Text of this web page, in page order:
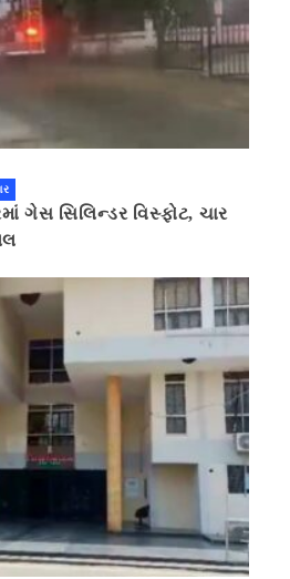
ગેસ સિલિન્ડર વિસ્ફોટ, ચાર